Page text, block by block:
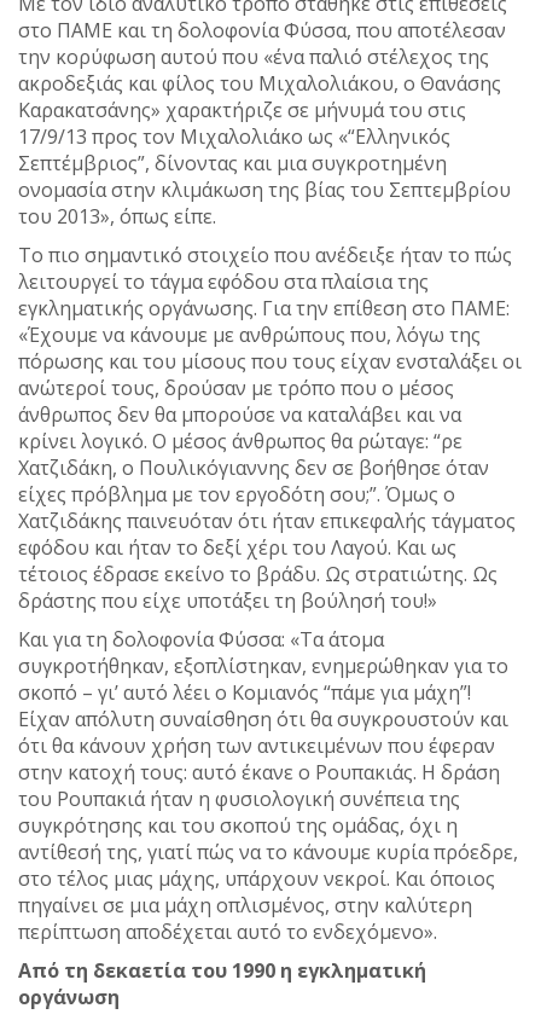
στο ΠΑΜΕ και τη δολοφονία Φύσσα, που αποτέλεσαν
την κορύφωση αυτού που «ένα παλιό στέλεχος της
ακροδεξιάς και φίλος του Μιχαλολιάκου, ο Θανάσης
Καρακατσάνης» χαρακτήριζε σε μήνυμά του στις
17/9/13 προς τον Μιχαλολιάκο ως «“Ελληνικός
Σεπτέμβριος”, δίνοντας και μια συγκροτημένη
ονομασία στην κλιμάκωση της βίας του Σεπτεμβρίου
του 2013», όπως είπε.
Το πιο σημαντικό στοιχείο που ανέδειξε ήταν το πώς
λειτουργεί το τάγμα εφόδου στα πλαίσια της
εγκληματικής οργάνωσης. Για την επίθεση στο ΠΑΜΕ:
«Έχουμε να κάνουμε με ανθρώπους που, λόγω της
πόρωσης και του μίσους που τους είχαν ενσταλάξει οι
ανώτεροί τους, δρούσαν με τρόπο που ο μέσος
άνθρωπος δεν θα μπορούσε να καταλάβει και να
κρίνει λογικό. Ο μέσος άνθρωπος θα ρώταγε: “ρε
Χατζιδάκη, ο Πουλικόγιαννης δεν σε βοήθησε όταν
είχες πρόβλημα με τον εργοδότη σου;”. Όμως ο
Χατζιδάκης παινευόταν ότι ήταν επικεφαλής τάγματος
εφόδου και ήταν το δεξί χέρι του Λαγού. Και ως
τέτοιος έδρασε εκείνο το βράδυ. Ως στρατιώτης. Ως
δράστης που είχε υποτάξει τη βούλησή του!»
Και για τη δολοφονία Φύσσα: «Τα άτομα
συγκροτήθηκαν, εξοπλίστηκαν, ενημερώθηκαν για το
σκοπό – γι’ αυτό λέει ο Κομιανός “πάμε για μάχη”!
Είχαν απόλυτη συναίσθηση ότι θα συγκρουστούν και
ότι θα κάνουν χρήση των αντικειμένων που έφεραν
στην κατοχή τους: αυτό έκανε ο Ρουπακιάς. Η δράση
του Ρουπακιά ήταν η φυσιολογική συνέπεια της
συγκρότησης και του σκοπού της ομάδας, όχι η
αντίθεσή της, γιατί πώς να το κάνουμε κυρία πρόεδρε,
στο τέλος μιας μάχης, υπάρχουν νεκροί. Και όποιος
πηγαίνει σε μια μάχη οπλισμένος, στην καλύτερη
περίπτωση αποδέχεται αυτό το ενδεχόμενο».
Από τη δεκαετία του 1990 η εγκληματική
οργάνωση